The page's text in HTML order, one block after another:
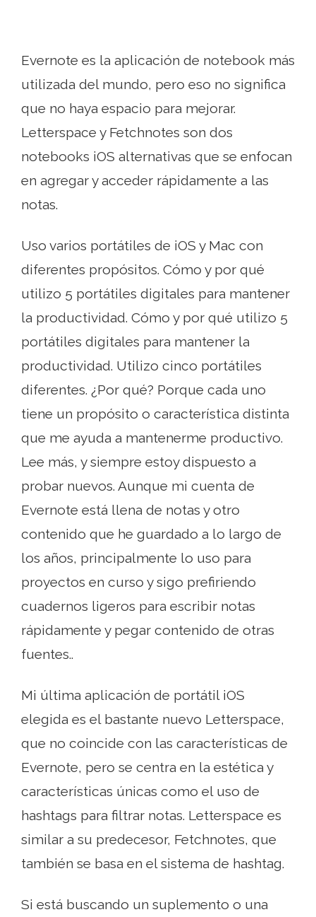
Evernote es la aplicación de notebook más
utilizada del mundo, pero eso no significa
que no haya espacio para mejorar.
Letterspace y Fetchnotes son dos
notebooks iOS alternativas que se enfocan
en agregar y acceder rápidamente a las
notas.
Uso varios portátiles de iOS y Mac con
diferentes propósitos. Cómo y por qué
utilizo 5 portátiles digitales para mantener
la productividad. Cómo y por qué utilizo 5
portátiles digitales para mantener la
productividad. Utilizo cinco portátiles
diferentes. ¿Por qué? Porque cada uno
tiene un propósito o característica distinta
que me ayuda a mantenerme productivo.
Lee más, y siempre estoy dispuesto a
probar nuevos. Aunque mi cuenta de
Evernote está llena de notas y otro
contenido que he guardado a lo largo de
los años, principalmente lo uso para
proyectos en curso y sigo prefiriendo
cuadernos ligeros para escribir notas
rápidamente y pegar contenido de otras
fuentes..
Mi última aplicación de portátil iOS
elegida es el bastante nuevo Letterspace,
que no coincide con las características de
Evernote, pero se centra en la estética y
características únicas como el uso de
hashtags para filtrar notas. Letterspace es
similar a su predecesor, Fetchnotes, que
también se basa en el sistema de hashtag.
Si está buscando un suplemento o una